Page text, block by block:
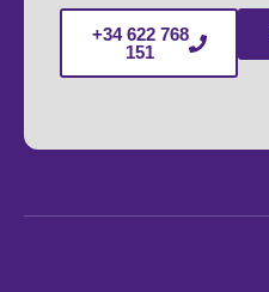
+34 622 768
151